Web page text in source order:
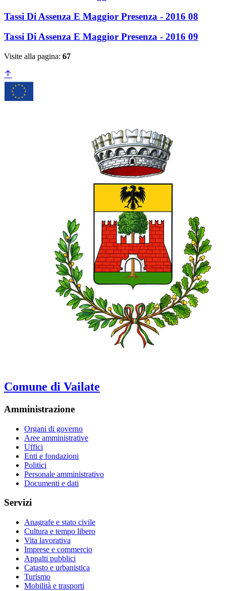
Tassi Di Assenza E Maggior Presenza - 2016 08
Tassi Di Assenza E Maggior Presenza - 2016 09
Visite alla pagina: 67
Comune di Vailate
Amministrazione
Organi di governo
Aree amministrative
Uffici
Enti e fondazioni
Politici
Personale amministrativo
Documenti e dati
Servizi
Anagrafe e stato civile
Cultura e tempo libero
Vita lavorativa
Imprese e commercio
Appalti pubblici
Catasto e urbanistica
Turismo
Mobilità e trasporti